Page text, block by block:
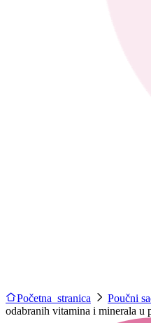
Početna stranica Poučni
odabranih vitamina i minerala